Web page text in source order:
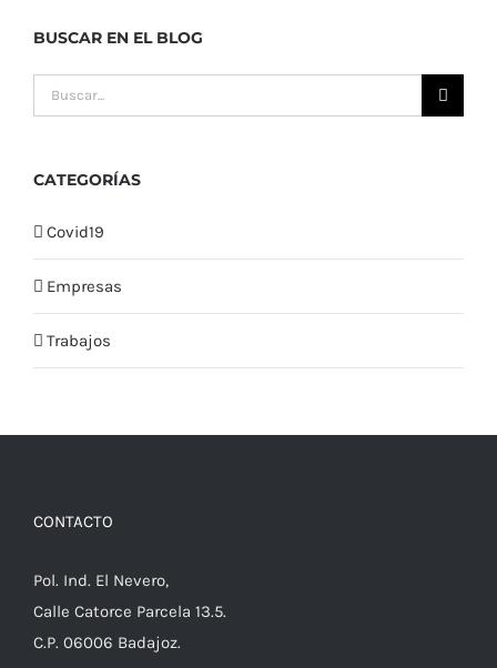
BUSCAR EN EL BLOG
Buscar:
CATEGORÍAS
Covid19
Empresas
Trabajos
CONTACTO
Pol. Ind. El Nevero,
Calle Catorce Parcela 13.5.
C.P. 06006 Badajoz.